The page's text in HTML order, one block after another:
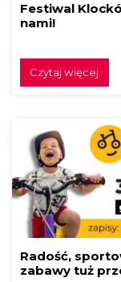
Festiwal
nami!
Czytaj więcej
Radość,
zabawy tuż